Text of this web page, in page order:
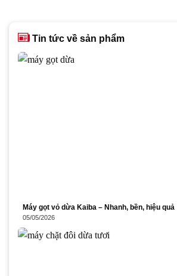
Tin tức về sản phẩm
Máy gọt vỏ dừa Kaiba – Nhanh, bền, hiệu quả
05/05/2026